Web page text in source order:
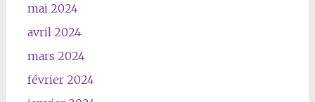
mai 2024
avril 2024
mars 2024
février 2024